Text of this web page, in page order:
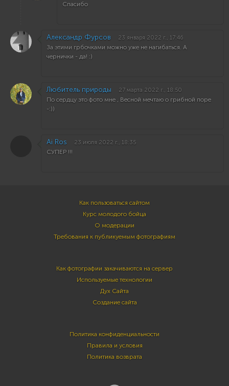
Спасибо
Александр Фурсов 23 января 2022 г., 17:46
За этими грбочками можно уже не нагибаться. А
чернички - да! :)
Любитель природы 27 марта 2022 г., 18:50
По сердцу это фото мне , Весной мечтаю о грибной поре
-:))
Ai Ros 23 июля 2022 г., 18:35
СУПЕР !!!
Как пользоваться сайтом
Курс молодого бойца
О модерации
Требования к публикуемым фотографиям
Как фотографии закачиваются на сервер
Используемые технологии
Дух Сайта
Создание сайта
Политика конфиденциальности
Правила и условия
Политика возврата